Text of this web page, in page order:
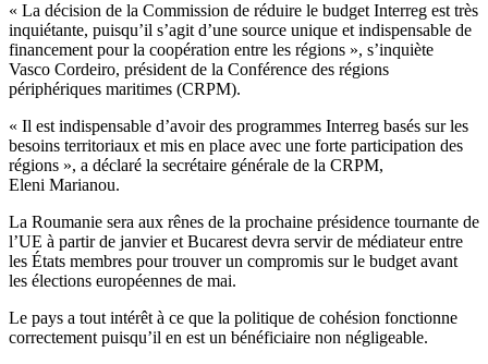
« La décision de la Commission de réduire le budget Interreg est très
inquiétante, puisqu’il s’agit d’une source unique et indispensable de
financement pour la coopération entre les régions », s’inquiète
Vasco Cordeiro, président de la Conférence des régions
périphériques maritimes (CRPM).
« Il est indispensable d’avoir des programmes Interreg basés sur les
besoins territoriaux et mis en place avec une forte participation des
régions », a déclaré la secrétaire générale de la CRPM,
Eleni Marianou.
La Roumanie sera aux rênes de la prochaine présidence tournante de
l’UE à partir de janvier et Bucarest devra servir de médiateur entre
les États membres pour trouver un compromis sur le budget avant
les élections européennes de mai.
Le pays a tout intérêt à ce que la politique de cohésion fonctionne
correctement puisqu’il en est un bénéficiaire non négligeable.